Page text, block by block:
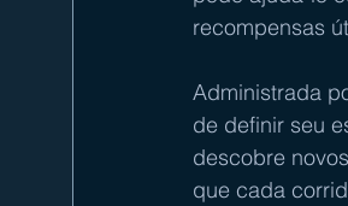
recompensas
Administrada
de definir seu
descobre
que cada